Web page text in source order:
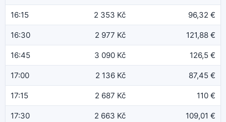
16:15 2 353 Kč 96,32 €
16:30 2 977 Kč 121,88 €
16:45 3 090 Kč 126,5 €
17:00 2 136 Kč 87,45 €
17:15 2 687 Kč 110 €
17:30 2 663 Kč 109,01 €